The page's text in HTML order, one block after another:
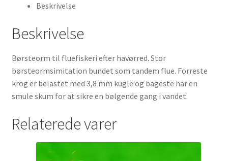
Beskrivelse
Beskrivelse
Børsteorm til fluefiskeri efter havørred. Stor
børsteormsimitation bundet som tandem flue. Forreste
krog er belastet med 3,8 mm kugle og bageste har en
smule skum for at sikre en bølgende gang i vandet.
Relaterede varer